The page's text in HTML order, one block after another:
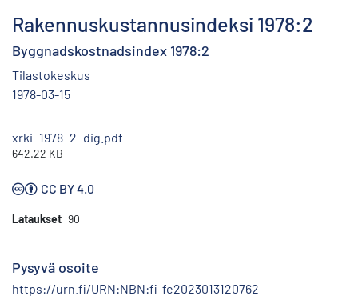
Rakennuskustannusindeksi 1978:2
Byggnadskostnadsindex 1978:2
Tilastokeskus
1978-03-15
xrki_1978_2_dig.pdf
642.22 KB
CC BY 4.0
Lataukset 90
Pysyvä osoite
https://urn.fi/URN:NBN:fi-fe2023013120762